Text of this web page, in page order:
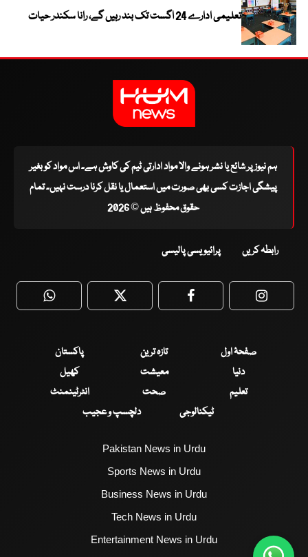
تعلیمی ادارے 24 اگست تک بند رہیں گے، رانا سکندر حیات
ہم نیوز پر شائع یا نشر ہونے والا مواد ادارتی ٹیم کی کاوش ہے۔ اس مواد کو بغیر
پیشگی اجازت کسی بھی صورت میں استعمال یا نقل کرنا درست نہیں۔ تمام
حقوق محفوظ ہیں © 2026
رابطہ کریں پرائیویسی پالیسی
WhatsApp Twitter Facebook
صفحۂ اول تازہ ترین
پاکستان
دنیا
معیشت
کھیل
تعلیم
صحت
انٹرٹینمنٹ
ٹیکنالوجی
دلچسپ و عجیب
Pakistan News in Urdu
Sports News in Urdu
Business News in Urdu
Tech News in Urdu
Entertainment News in Urdu